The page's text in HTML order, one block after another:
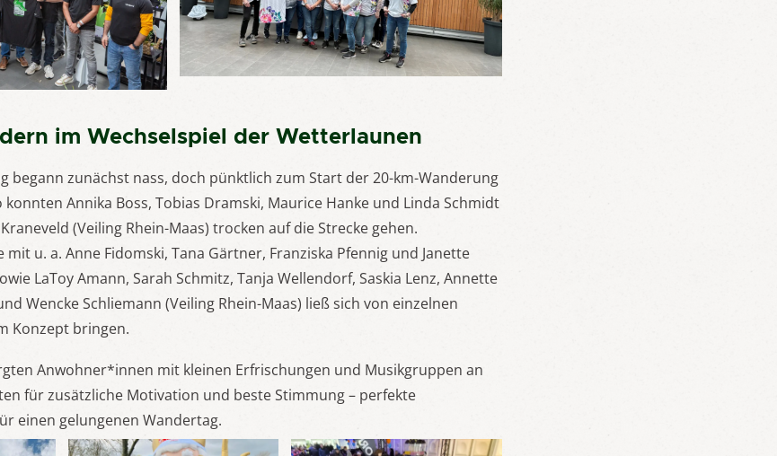
im Wechselspiel der Wetterlaunen
begann zunächst nass, doch pünktlich zum Start der 20-km-Wanderung
konnten Annika Boss, Tobias Dramski, Maurice Hanke und Linda Schmidt
(Veiling Rhein-Maas) trocken auf die Strecke gehen.
u. a. Anne Fidomski, Tana Gärtner, Franziska Pfennig und Janette
LaToy Amann, Sarah Schmitz, Tanja Wellendorf, Saskia Lenz, Annette
Wencke Schliemann (Veiling Rhein-Maas) ließ sich von einzelnen
Konzept bringen.
Anwohner*innen mit kleinen Erfrischungen und Musikgruppen an
für zusätzliche Motivation und beste Stimmung – perfekte
einen gelungenen Wandertag.